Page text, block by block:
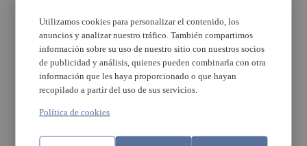
Todo preparado para
una nueva edición de la
gran naranjada y
horchatada fallera
Utilizamos cookies para personalizar el contenido, los
anuncios y analizar nuestro tráfico. También compartimos
información sobre su uso de nuestro sitio con nuestros socios
de publicidad y análisis, quienes pueden combinarla con otra
información que les haya proporcionado o que hayan
recopilado a partir del uso de sus servicios.
Política de cookies